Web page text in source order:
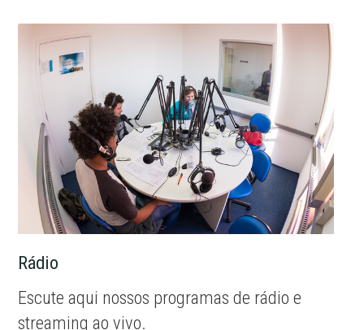
Rádio
Escute aqui nossos programas de rádio e
streaming ao vivo.